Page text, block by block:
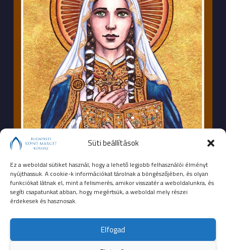
Süti beállítások
Ez a weboldal sütiket használ, hogy a lehető legjobb felhasználói élményt
nyújthassuk. A cookie-k információkat tárolnak a böngészőjében, és olyan
funkciókat látnak el, mint a felismerés, amikor visszatér a weboldalunkra, és
segíti csapatunkat abban, hogy megértsük, a weboldal mely részei
érdekesek és hasznosak.
Elfogad
SEGÉLYHÍVÓSZÁMOK
104mentők